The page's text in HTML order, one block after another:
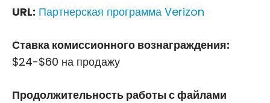
URL: Партнерская программа Verizon
Ставка комиссионного вознаграждения:
$24-$60 на продажу
Продолжительность работы с файлами